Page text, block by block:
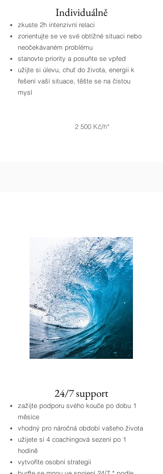
Individuálně
zkuste 2h intenzivní relaci
zorientujte se ve své obtížné situaci nebo
neočekávaném problému
stanovte priority a posuňte se vpřed
užijte si úlevu, chuť do života, energii k
řešení vaší situace, těšte se na čistou
mysl
2 500 Kč/h*
24/7 support
zažijte podporu svého kouče po dobu 1
měsíce
vhodný pro náročná období vašeho života
užijete si 4 coachingová sezení po 1
hodině
vytvoříte osobní strategii